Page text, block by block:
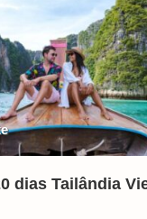
dias Tailândia